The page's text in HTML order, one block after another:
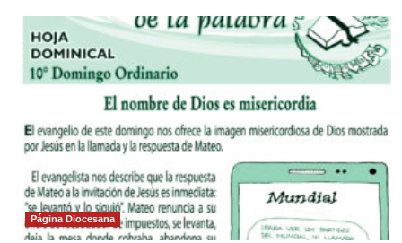
Página Diocesana